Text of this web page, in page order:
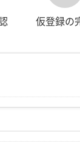
仮登録の